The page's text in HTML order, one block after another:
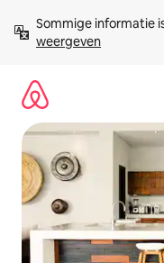
direct
naar
Sommige informatie
weergeven